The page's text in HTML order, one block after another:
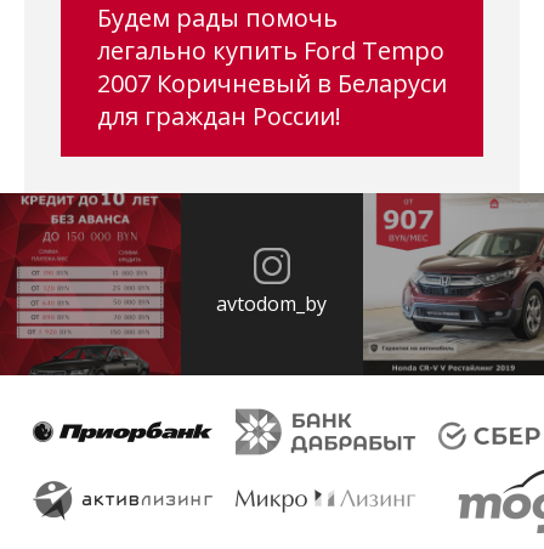
Будем рады помочь
легально купить Ford Tempo
2007 Коричневый в Беларуси
для граждан России!
avtodom_by